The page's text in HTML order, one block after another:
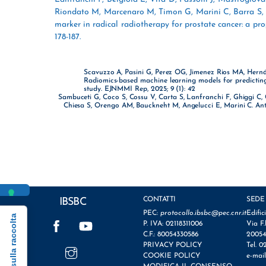
Riondato M, Marcenaro M, Timon G, Marini C, Barra
marker in radical radiotherapy for prostate cancer: a
178-187.
Scavuzzo A, Pasini G, Perez OG, Jimenez Rios MA,
Radiomics-based machine learning models for
study. EJNMMI Rep, 2025; 9 (1): 42
Sambuceti G, Coco S, Cossu V, Carta S, Lanfranchi F, Ghiggi
Chiesa S, Orengo AM, Bauckneht M, Angelucci E, Marini C.
IBSBC
CONTATTI
PEC: protocollo.ibsbc@pec.cnr.it
P. IVA: 02118311006
C.F.: 80054330586
PRIVACY POLICY
COOKIE POLICY
SEDE
Via
Tel.
e-